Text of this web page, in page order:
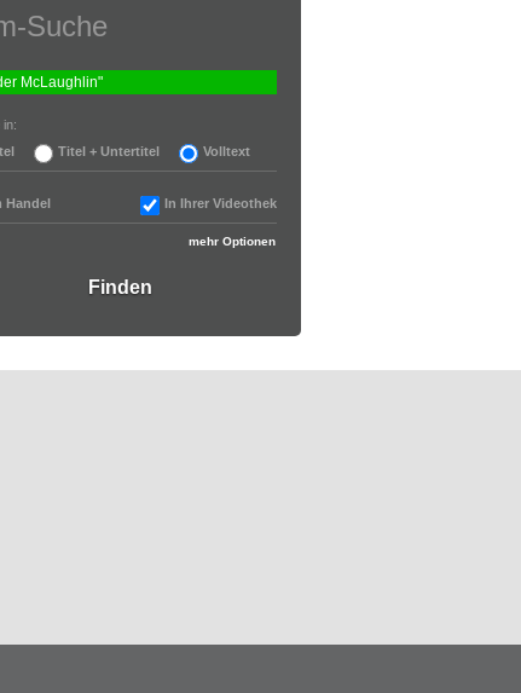
Suche
in:
Titel + Untertitel Volltext
Handel In Ihrer Videothek
mehr Optionen